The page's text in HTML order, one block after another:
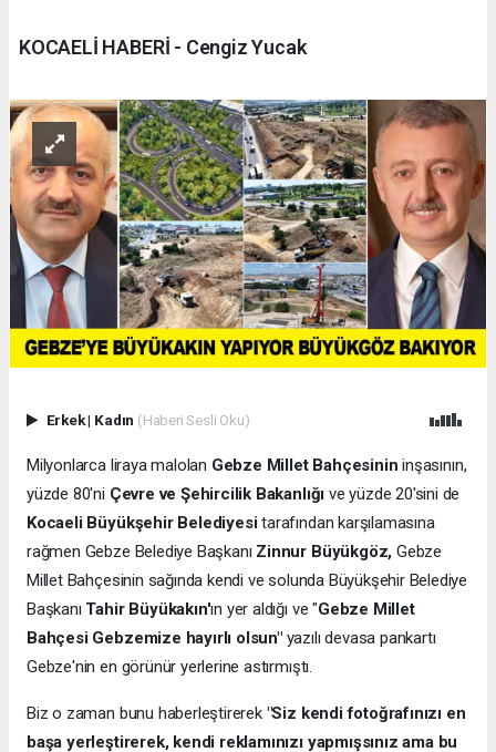
KOCAELİ HABERİ - Cengiz Yucak
Erkek| Kadın (Haberi Sesli Oku)
Milyonlarca liraya malolan Gebze Millet Bahçesinin inşasının,
yüzde 80'ni Çevre ve Şehircilik Bakanlığı ve yüzde 20'sini de
Kocaeli Büyükşehir Belediyesitarafından karşılamasına
rağmen Gebze Belediye Başkanı Zinnur Büyükgöz, Gebze
Millet Bahçesinin sağında kendi ve solunda Büyükşehir Belediye
Başkanı Tahir Büyükakın'ın yer aldığı ve "Gebze Millet
Bahçesi Gebzemize hayırlı olsun"yazılı devasa pankartı
Gebze'nin en görünür yerlerine astırmıştı.
Biz o zaman bunu haberleştirerek "Siz kendi fotoğrafınızı en
başa yerleştirerek, kendi reklamınızı yapmışsınız ama bu